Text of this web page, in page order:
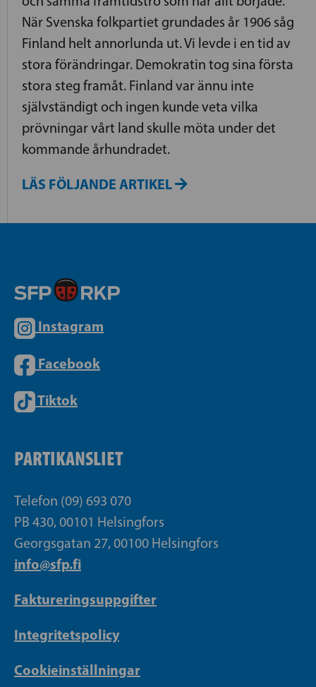
När Svenska folkpartiet grundades år 1906 såg
Finland helt annorlunda ut. Vi levde i en tid av
stora förändringar. Demokratin tog sina första
stora steg framåt. Finland var ännu inte
självständigt och ingen kunde veta vilka
prövningar vårt land skulle möta under det
kommande århundradet.
LÄS FÖLJANDE ARTIKEL
Instagram
Facebook
Tiktok
PARTIKANSLIET
Telefon (09) 693 070
PB 430, 00101 Helsingfors
Georgsgatan 27, 00100 Helsingfors
info@sfp.fi
Faktureringsuppgifter
Integritetspolicy
Cookieinställningar